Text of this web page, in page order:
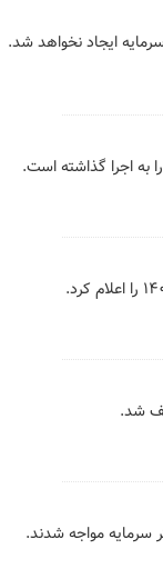
ایجاد نخواهد شد.
اجرا گذاشته است.
شد.